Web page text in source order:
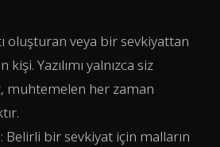
oluşturan veya bir sevkiyattan
Yazılımı yalnızca siz
muhtemelen her zaman
: Belirli bir sevkiyat için malların